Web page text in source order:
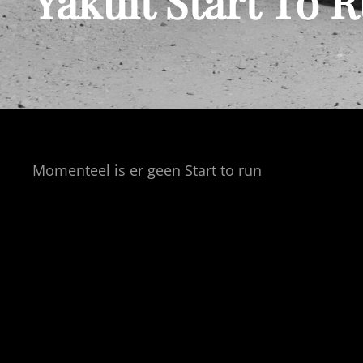
Momenteel is er geen Start to run